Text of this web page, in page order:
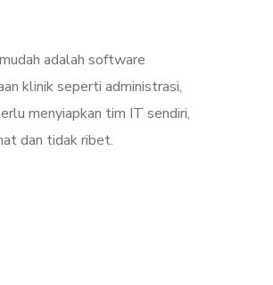
adalah software
klinik seperti administrasi,
menyiapkan tim IT sendiri,
dan tidak ribet.